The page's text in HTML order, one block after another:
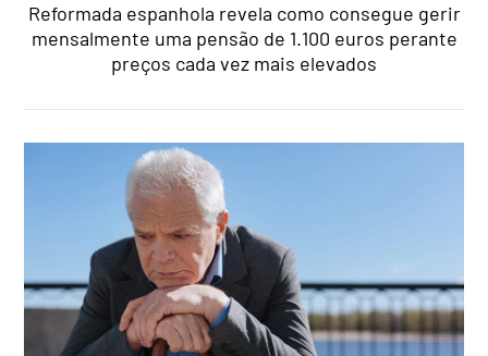
Reformada espanhola revela como consegue gerir
mensalmente uma pensão de 1.100 euros perante
preços cada vez mais elevados